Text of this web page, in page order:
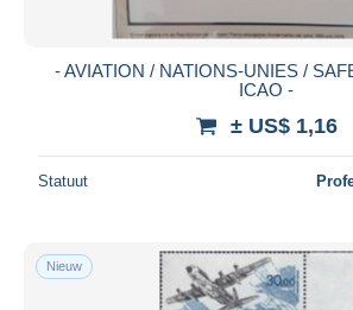
- AVIATION / NATIONS-UNIES /
ICAO -
± US$ 1,16
Statuut
Nieuw